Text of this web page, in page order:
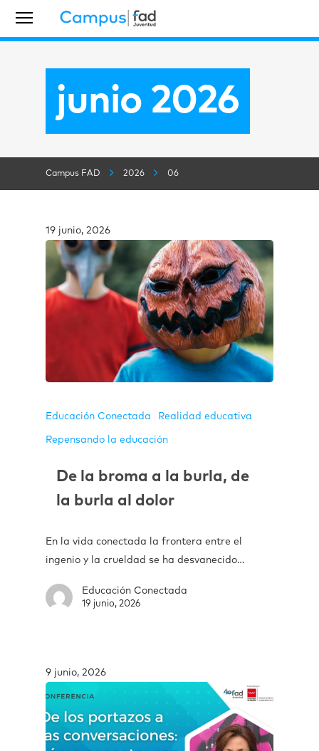
junio 2026
Campus FAD 2026 06
19 junio, 2026
Educación Conectada Realidad educativa
Repensando la educación
De la broma a la burla, de
la burla al dolor
En la vida conectada la frontera entre el
ingenio y la crueldad se ha desvanecido…
Educación Conectada
19 junio, 2026
9 junio, 2026